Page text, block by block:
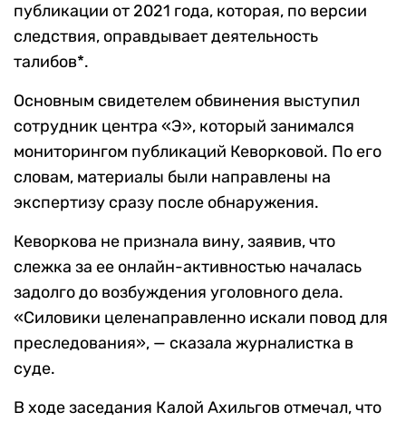
публикации от 2021 года, которая, по версии
следствия, оправдывает деятельность
талибов*.
Основным свидетелем обвинения выступил
сотрудник центра «Э», который занимался
мониторингом публикаций Кеворковой. По его
словам, материалы были направлены на
экспертизу сразу после обнаружения.
Кеворкова не признала вину, заявив, что
слежка за ее онлайн-активностью началась
задолго до возбуждения уголовного дела.
«Силовики целенаправленно искали повод для
преследования», — сказала журналистка в
суде.
В ходе заседания Калой Ахильгов отмечал, что